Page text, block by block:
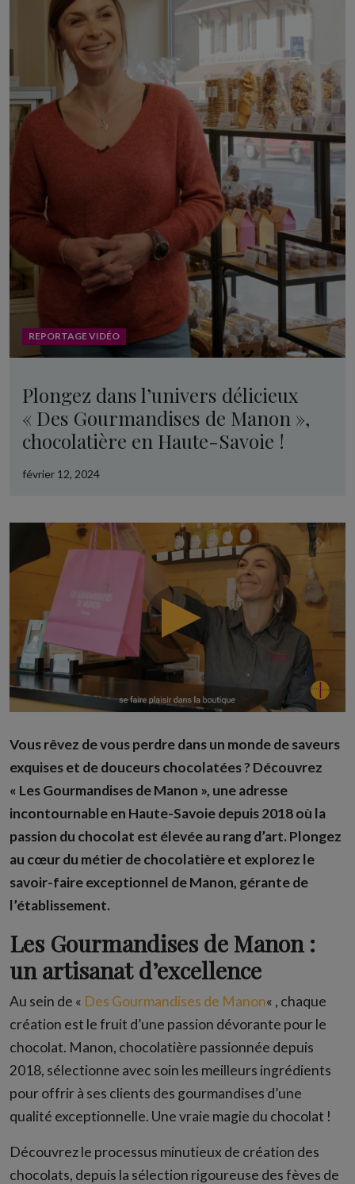
REPORTAGE VIDÉO
Plongez dans l’univers délicieux
« Des Gourmandises de Manon »,
chocolatière en Haute-Savoie !
février 12, 2024
Vous rêvez de vous perdre dans un monde de saveurs
exquises et de douceurs chocolatées ? Découvrez
« Les Gourmandises de Manon », une adresse
incontournable en Haute-Savoie depuis 2018 où la
passion du chocolat est élevée au rang d’art. Plongez
au cœur du métier de chocolatière et explorez le
savoir-faire exceptionnel de Manon, gérante de
l’établissement.
Les Gourmandises de Manon :
un artisanat d’excellence
Au sein de « Des Gourmandises de Manon« , chaque
création est le fruit d’une passion dévorante pour le
chocolat. Manon, chocolatière passionnée depuis
2018, sélectionne avec soin les meilleurs ingrédients
pour offrir à ses clients des gourmandises d’une
qualité exceptionnelle. Une vraie magie du chocolat !
Découvrez le processus minutieux de création des
chocolats, depuis la sélection rigoureuse des fèves de